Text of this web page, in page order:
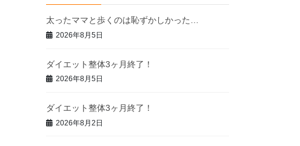
太ったママと歩くのは恥ずかしかった…
2026年8月5日
ダイエット整体3ヶ月終了！
2026年8月5日
ダイエット整体3ヶ月終了！
2026年8月2日